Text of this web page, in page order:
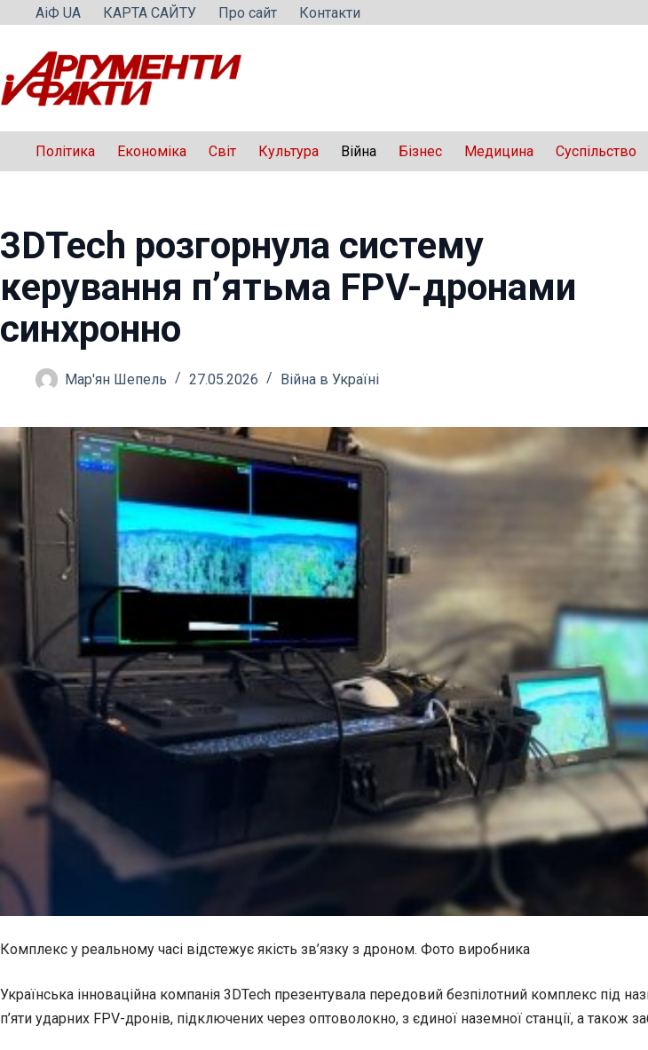
Перейти
вмісту
АіФ UA КАРТА САЙТУ Про сайт Контакти
Політика Економіка Світ Культура Війна Бізнес Медицина Суспільство
3DTech розгорнула систему
керування п’ятьма FPV-дронами
синхронно
Мар'ян Шепель 27.05.2026 Війна в Україні
Комплекс у реальному часі відстежує якість зв’язку з дроном. Фото виробника
Українська інноваційна компанія 3DTech презентувала передовий безпілотний комплекс під
п’яти ударних FPV-дронів, підключених через оптоволокно, з єдиної наземної станції, а також